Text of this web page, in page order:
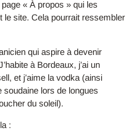
« À propos » qui les
le site. Cela pourrait ressembler
qui aspire à devenir
à Bordeaux, j’ai un
et j’aime la vodka (ainsi
soudaine lors de longues
du soleil).
: